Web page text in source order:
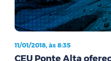
11/01/2018, às 8:35
CEU Ponte Alta